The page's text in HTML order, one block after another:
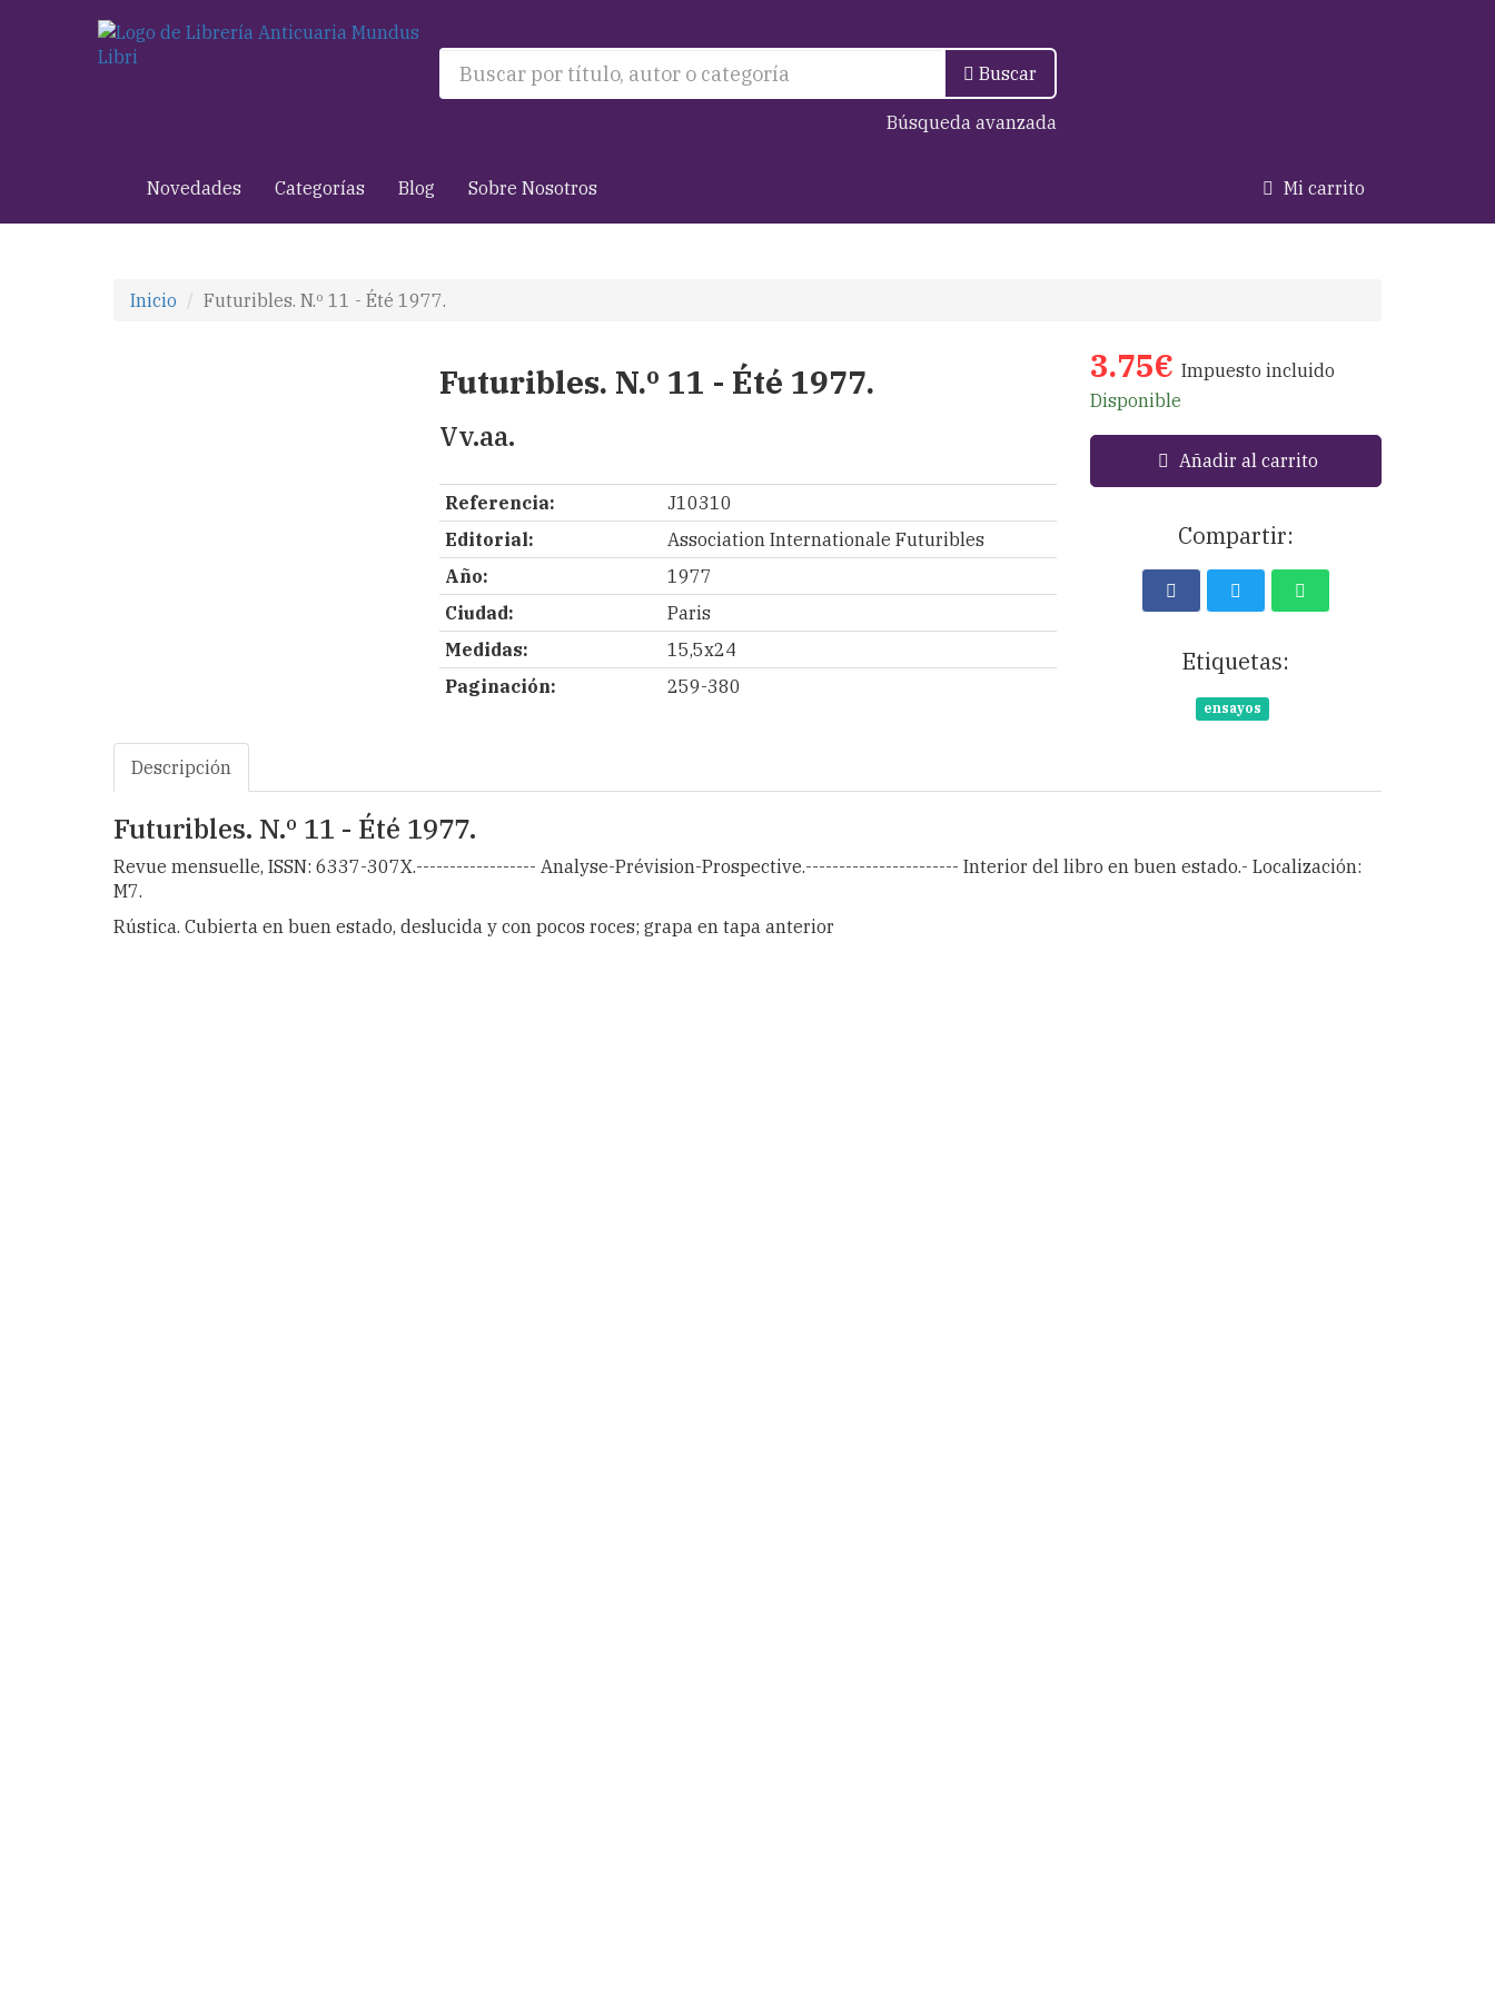
Buscar
Búsqueda avanzada
Novedades Categorías Blog Sobre Nosotros Mi carrito
Inicio Futuribles. N.º 11 - Été 1977.
Futuribles. N.º 11 - Été 1977.
Vv.aa.
Referencia:
J10310
Editorial:
Association Internationale Futuribles
Año:
1977
Ciudad:
Paris
Medidas:
15,5x24
Paginación:
259-380
3.75€ Impuesto incluido
Disponible
Añadir al carrito
Compartir:
Etiquetas:
ensayos
Descripción
Futuribles. N.º 11 - Été 1977.
Revue mensuelle, ISSN: 6337-307X.------------------ Analyse-Prévision-Prospective.----------------------- Interior del libro en buen estado.- Localización:
M7.
Rústica. Cubierta en buen estado, deslucida y con pocos roces; grapa en tapa anterior